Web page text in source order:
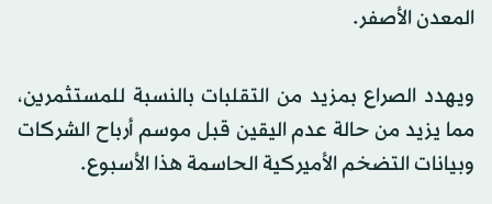
المعدن الأصفر.
ويهدد الصراع بمزيد من التقلبات بالنسبة للمستثمرين،
مما يزيد من حالة عدم اليقين قبل موسم أرباح الشركات
وبيانات التضخم الأميركية الحاسمة هذا الأسبوع.